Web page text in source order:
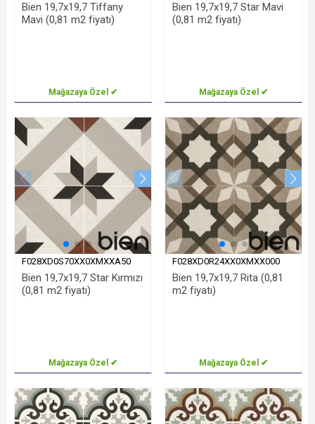
Bien 19,7x19,7 Tiffany
Mavi (0,81 m2 fiyatı)
Mağazaya Özel ✔
Bien 19,7x19,7 Star Mavi
(0,81 m2 fiyatı)
Mağazaya Özel ✔
F028XD0S70XX0XMXXA50
Bien 19,7x19,7 Star Kırmızı
(0,81 m2 fiyatı)
Mağazaya Özel ✔
F028XD0R24XX0XMXX000
Bien 19,7x19,7 Rita (0,81
m2 fiyatı)
Mağazaya Özel ✔